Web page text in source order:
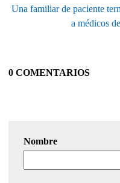
Una familiar de paciente
a médicos
0 COMENTARIOS
Nombre